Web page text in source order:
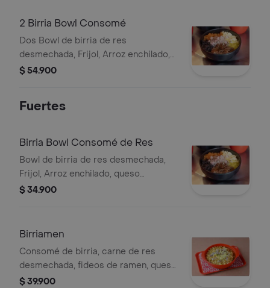
2 Birria Bowl Consomé
Dos Bowl de birria de res
desmechada, Frijol, Arroz enchilado,
queso mozzarella, y guacamole de la
$ 54.900
Fuertes
Birria Bowl Consomé de Res
Bowl de birria de res desmechada,
Frijol, Arroz enchilado, queso
mozzarella, y guacamole de la casa.
$ 34.900
Birriamen
Consomé de birria, carne de res
desmechada, fideos de ramen, queso
mozzarella, y pico de gallo.
$ 39.900